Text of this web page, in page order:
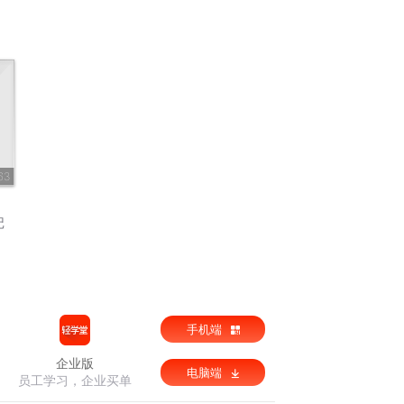
企业版
员工学习，企业买单
手机端
电脑端